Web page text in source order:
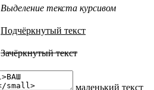
Выделение текста курсивом
Подчёркнутый текст
Зачёркнутый текст
маленький текст